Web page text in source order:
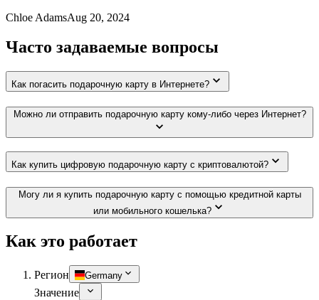
Chloe AdamsAug 20, 2024
Часто задаваемые вопросы
Как погасить подарочную карту в Интернете?
Можно ли отправить подарочную карту кому-либо через Интернет?
Как купить цифровую подарочную карту с криптовалютой?
Могу ли я купить подарочную карту с помощью кредитной карты
или мобильного кошелька?
Как это работает
Регион Germany
Значение